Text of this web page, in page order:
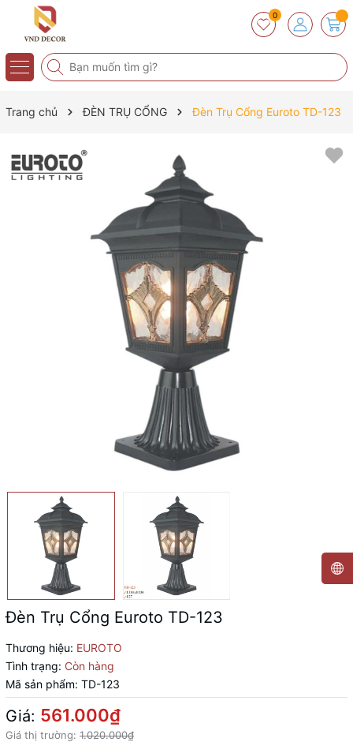
0
Trang chủ ĐÈN TRỤ CỔNG Đèn Trụ Cổng Euroto TD-123
Đèn Trụ Cổng Euroto TD-123
Thương hiệu: EUROTO
Tình trạng: Còn hàng
Mã sản phẩm: TD-123
Giá: 561.000₫
Giá thị trường: 1.020.000₫